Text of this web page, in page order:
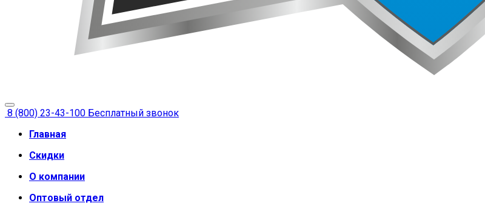
8 (800) 23-43-100 Бесплатный звонок
Главная
Скидки
О компании
Оптовый отдел